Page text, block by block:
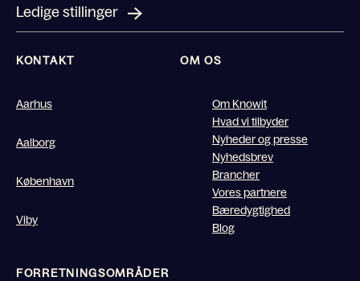
Ledige stillinger
KONTAKT
Aarhus
Aalborg
København
Viby
OM OS
Om Knowit
Hvad vi tilbyder
Nyheder og presse
Nyhedsbrev
Brancher
Vores partnere
Bæredygtighed
Blog
FORRETNINGSOMRÅDER